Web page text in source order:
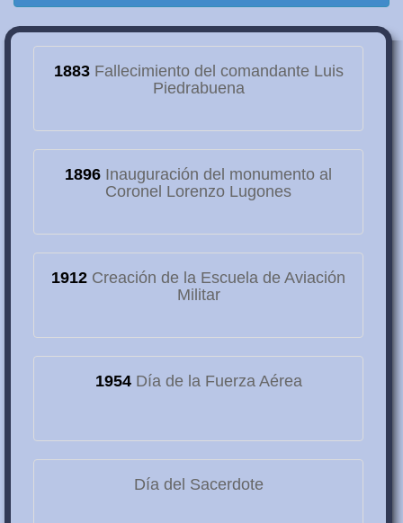
1883Fallecimiento del comandante Luis
Piedrabuena
1896 Inauguración del monumento al
Coronel Lorenzo Lugones
1912 Creación de la Escuela de Aviación
Militar
1954Día de la Fuerza Aérea
Día del Sacerdote